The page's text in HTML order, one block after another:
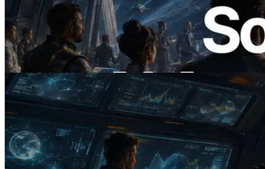
ERPC Lanceert x402-Enabled Solana
RPC — Het Tijdperk Waarin AI Agents
On Demand Voor API's Betalen
Lees dit artikel